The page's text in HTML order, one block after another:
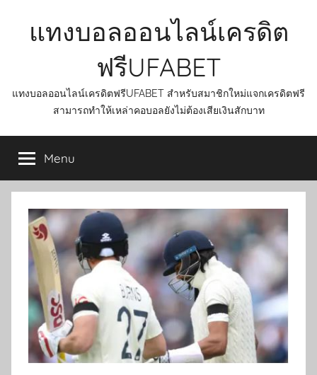
แทงบอลออนไลน์เครดิต
ฟรีUFABET
แทงบอลออนไลน์เครดิตฟรีUFABET สำหรับสมาชิกใหม่แจกเครดิตฟรี
สามารถทำให้เหล่าคอบอลยังไม่ต้องเสียเงินสักบาท
Menu